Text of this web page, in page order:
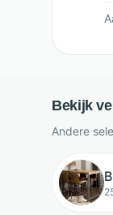
Bekijk
Andere